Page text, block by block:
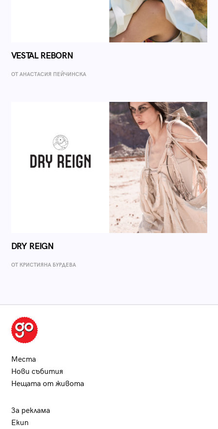
VESTAL REBORN
ОТ AНАСТАСИЯ ПЕЙЧИНСКА
DRY REIGN
ОТ КРИСТИЯНА БУРДЕВА
Места
Нови събития
Нещата от живота
За реклама
Екип